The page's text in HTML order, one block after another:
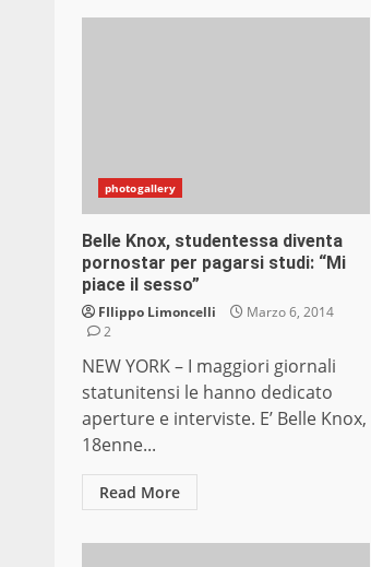
photogallery
Belle Knox, studentessa diventa
pornostar per pagarsi studi: “Mi
piace il sesso”
FIlippo Limoncelli
Marzo 6, 2014
2
NEW YORK – I maggiori giornali
statunitensi le hanno dedicato
aperture e interviste. E’ Belle Knox,
18enne...
Read More